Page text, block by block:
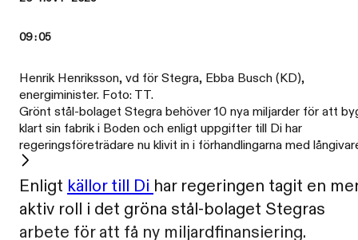
09:05
Henrik Henriksson, vd för Stegra, Ebba Busch (KD),
energiminister. Foto: TT.
Grönt stål-bolaget Stegra behöver 10 nya miljarder för att
klart sin fabrik i Boden och enligt uppgifter till Di har
regeringsföreträdare nu klivit in i förhandlingarna med
Enligt källor till Di har regeringen tagit en
aktiv roll i det gröna stål-bolaget Stegras
arbete för att få ny miljardfinansiering.